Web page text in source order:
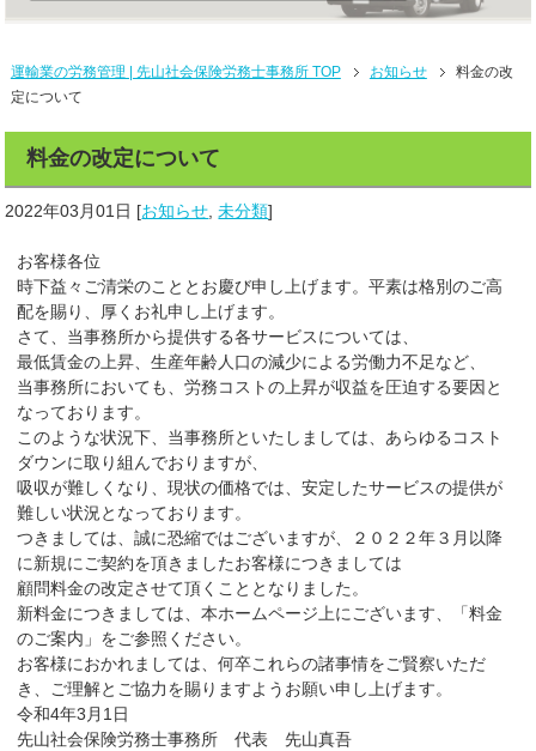
運輸業の労務管理 | 先山社会保険労務士事務所 TOP お知らせ
料金の改
定について
料金の改定について
2022年03月01日 [お知らせ,未分類]
お客様各位
時下益々ご清栄のこととお慶び申し上げます。平素は格別のご高
配を賜り、厚くお礼申し上げます。
さて、当事務所から提供する各サービスについては、
最低賃金の上昇、生産年齢人口の減少による労働力不足など、
当事務所においても、労務コストの上昇が収益を圧迫する要因と
なっております。
このような状況下、当事務所といたしましては、あらゆるコスト
ダウンに取り組んでおりますが、
吸収が難しくなり、現状の価格では、安定したサービスの提供が
難しい状況となっております。
つきましては、誠に恐縮ではございますが、２０２２年３月以降
に新規にご契約を頂きましたお客様につきましては
顧問料金の改定させて頂くこととなりました。
新料金につきましては、本ホームページ上にございます、「料金
のご案内」をご参照ください。
お客様におかれましては、何卒これらの諸事情をご賢察いただ
き、ご理解とご協力を賜りますようお願い申し上げます。
令和4年3月1日
先山社会保険労務士事務所 代表 先山真吾